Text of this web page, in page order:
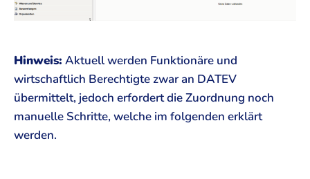
Hinweis: Aktuell werden Funktionäre und
wirtschaftlich Berechtigte zwar an DATEV
übermittelt, jedoch erfordert die Zuordnung noch
manuelle Schritte, welche im folgenden erklärt
werden.